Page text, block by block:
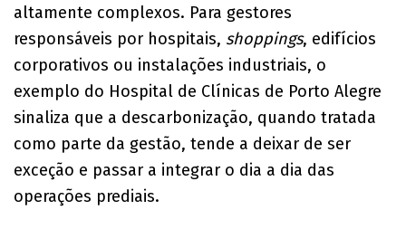
altamente complexos. Para gestores
responsáveis por hospitais, shoppings, edifícios
corporativos ou instalações industriais, o
exemplo do Hospital de Clínicas de Porto Alegre
sinaliza que a descarbonização, quando tratada
como parte da gestão, tende a deixar de ser
exceção e passar a integrar o dia a dia das
operações prediais.